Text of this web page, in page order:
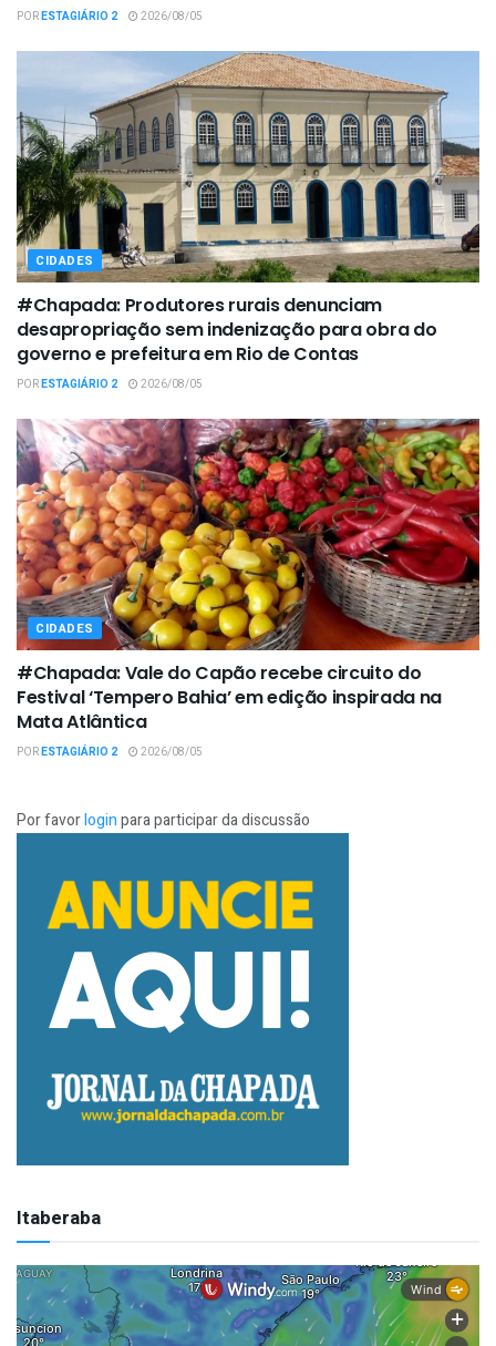
PORESTAGIÁRIO 2 2026/08/05
CIDADES
#Chapada: Produtores rurais denunciam
desapropriação sem indenização para obra do
governo e prefeitura em Rio de Contas
PORESTAGIÁRIO 2 2026/08/05
CIDADES
#Chapada: Vale do Capão recebe circuito do
Festival ‘Tempero Bahia’ em edição inspirada na
Mata Atlântica
PORESTAGIÁRIO 2 2026/08/05
Por favorloginpara participar da discussão
Itaberaba